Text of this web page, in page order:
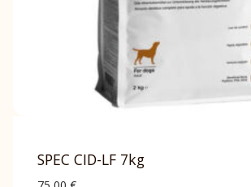
SPEC CID-LF 7kg